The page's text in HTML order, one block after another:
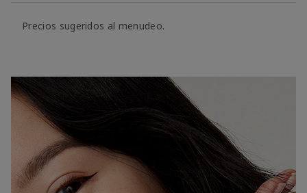
Precios sugeridos al menudeo.